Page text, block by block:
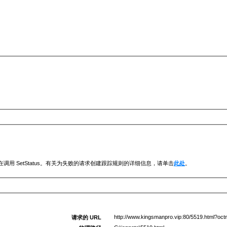
用 SetStatus。有关为失败的请求创建跟踪规则的详细信息，请单击此处。
请求的 URL
http://www.kingsmanpro.vip:80/